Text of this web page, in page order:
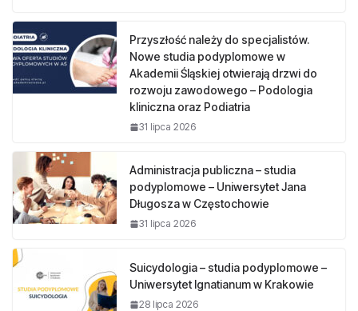
Przyszłość należy do specjalistów.
Nowe studia podyplomowe w
Akademii Śląskiej otwierają drzwi do
rozwoju zawodowego – Podologia
kliniczna oraz Podiatria
31 lipca 2026
Administracja publiczna – studia
podyplomowe – Uniwersytet Jana
Długosza w Częstochowie
31 lipca 2026
Suicydologia – studia podyplomowe –
Uniwersytet Ignatianum w Krakowie
28 lipca 2026